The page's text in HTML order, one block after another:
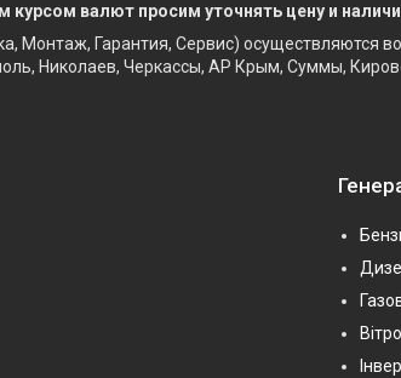
курсом валют просим уточнять цену и
Монтаж, Гарантия, Сервис) осуществляются
Николаев, Черкассы, АР Крым, Суммы,